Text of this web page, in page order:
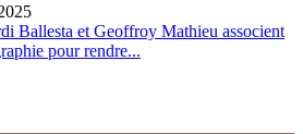
Ballesta et Geoffroy Mathieu associent
pour rendre...